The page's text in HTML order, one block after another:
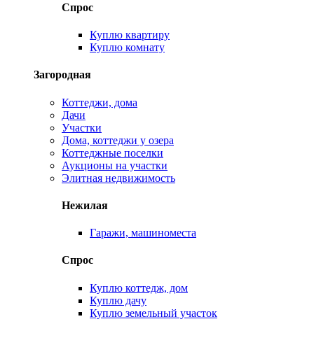
Спрос
Куплю квартиру
Куплю комнату
Загородная
Коттеджи, дома
Дачи
Участки
Дома, коттеджи у озера
Коттеджные поселки
Аукционы на участки
Элитная недвижимость
Нежилая
Гаражи, машиноместа
Спрос
Куплю коттедж, дом
Куплю дачу
Куплю земельный участок